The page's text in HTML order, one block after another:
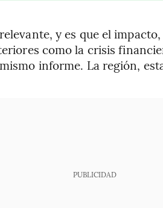
y es que el
como la crisis
informe. La región,
PUBLICIDAD